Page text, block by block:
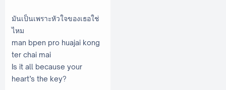
มันเป็นเพราะหัวใจของเธอใช่
ไหม
man bpen pro huajai kong
ter chai mai
Is it all because your
heart’s the key?